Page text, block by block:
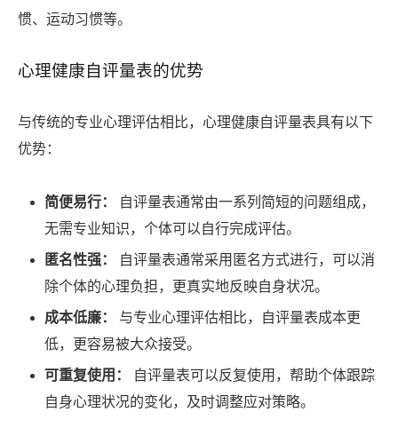
惯、运动习惯等。
心理健康自评量表的优势
与传统的专业心理评估相比，心理健康自评量表具有以下
优势：
简便易行：
自评量表通常由一系列简短的问题组成，
无需专业知识，个体可以自行完成评估。
匿名性强：
自评量表通常采用匿名方式进行，可以消
除个体的心理负担，更真实地反映自身状况。
成本低廉：
与专业心理评估相比，自评量表成本更
低，更容易被大众接受。
可重复使用：
自评量表可以反复使用，帮助个体跟踪
自身心理状况的变化，及时调整应对策略。